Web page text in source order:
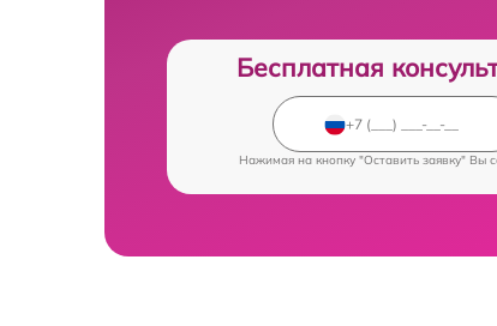
Бесплатная
Нажимая на кнопку "Оставить заявку" Вы